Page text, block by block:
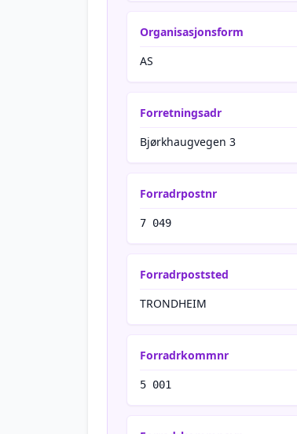
Organisasjonsform
AS
Forretningsadr
Bjørkhaugvegen 3
Forradrpostnr
7 049
Forradrpoststed
TRONDHEIM
Forradrkommnr
5 001